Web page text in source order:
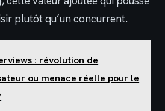
plutôt qu’un concurrent.
: révolution de
ou menace réelle pour le